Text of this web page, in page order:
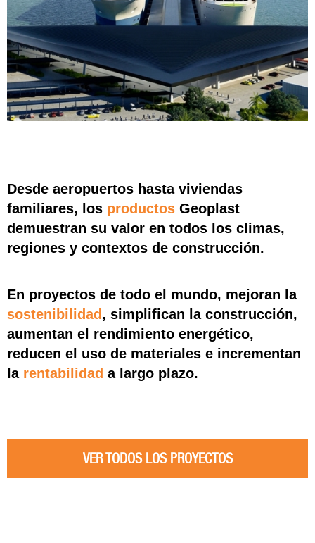
Desde aeropuertos hasta viviendas
familiares, los productos Geoplast
demuestran su valor en todos los climas,
regiones y contextos de construcción.
En proyectos de todo el mundo, mejoran la
sostenibilidad , simplifican la construcción,
aumentan el rendimiento energético,
reducen el uso de materiales e incrementan
la rentabilidad a largo plazo.
VER TODOS LOS PROYECTOS